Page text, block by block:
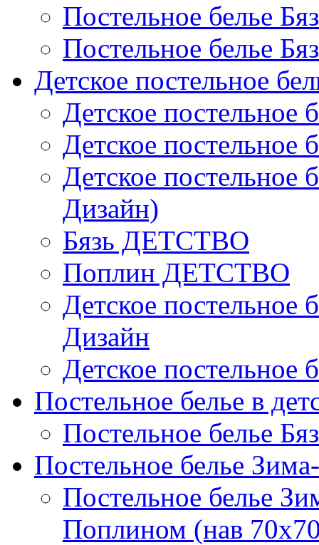
Постельное белье
Постельное белье
Детское постельное
Детское постельное
Детское постельное
Детское
Дизайн)
Бязь ДЕТСТВО
Поплин ДЕТСТВО
Детское постельное
Дизайн
Детское постельное
Постельное белье в
Постельное белье
Постельное белье
Постельное белье
Поплином (нав